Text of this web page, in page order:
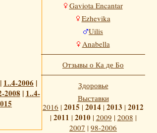
| 1..4-2006 |
2008 | 1..4-
Gaviota Encantar
Ezhevika
Uilis
Anabella
Отзывы о Ка де Бо
Здоровье
Выставки
2016 | 2015 | 2014 | 2013 | 2012
| 2011 | 2010 | 2009 | 2008 |
2007 | 98-2006